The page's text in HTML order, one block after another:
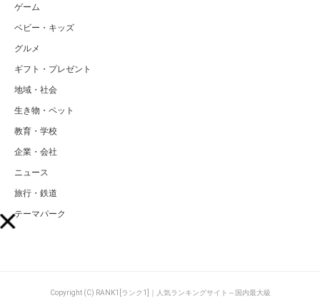
ゲーム
ベビー・キッズ
グルメ
ギフト・プレゼント
地域・社会
生き物・ペット
教育・学校
企業・会社
ニュース
旅行・鉄道
テーマパーク
Copyright (C) RANK1[ランク1]｜人気ランキングサイト～国内最大級